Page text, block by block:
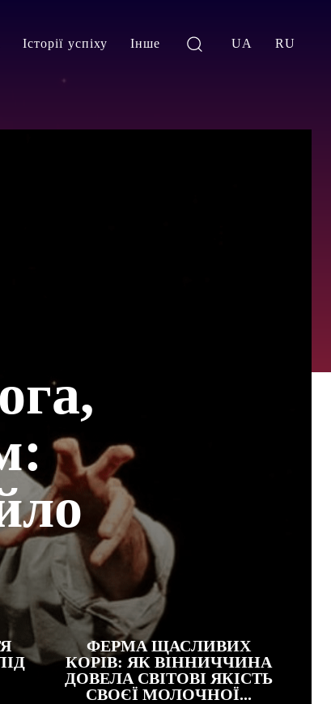
Історії успіху Інше UA RU
ФЕРМА ЩАСЛИВИХ
КОРІВ: ЯК ВІННИЧЧИНА
ДОВЕЛА СВІТОВІ ЯКІСТЬ
СВОЄЇ МОЛОЧНОЇ...